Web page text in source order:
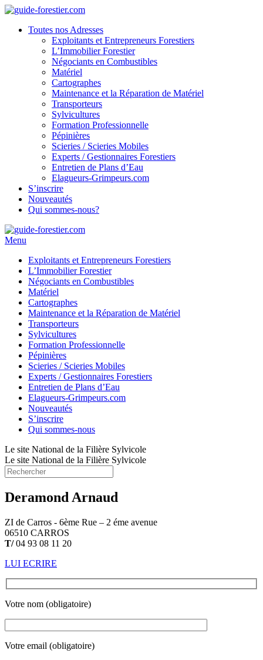
Toutes nos Adresses
Exploitants et Entrepreneurs Forestiers
L’Immobilier Forestier
Négociants en Combustibles
Matériel
Cartographes
Maintenance et la Réparation de Matériel
Transporteurs
Sylvicultures
Formation Professionnelle
Pépinières
Scieries / Scieries Mobiles
Experts / Gestionnaires Forestiers
Entretien de Plans d’Eau
Elagueurs-Grimpeurs.com
S’inscrire
Nouveautés
Qui sommes-nous?
Menu
Exploitants et Entrepreneurs Forestiers
L’Immobilier Forestier
Négociants en Combustibles
Matériel
Cartographes
Maintenance et la Réparation de Matériel
Transporteurs
Sylvicultures
Formation Professionnelle
Pépinières
Scieries / Scieries Mobiles
Experts / Gestionnaires Forestiers
Entretien de Plans d’Eau
Elagueurs-Grimpeurs.com
Nouveautés
S’inscrire
Qui sommes-nous
Le site National de la Filière Sylvicole
Le site National de la Filière Sylvicole
Deramond Arnaud
ZI de Carros - 6ème Rue – 2 éme avenue
06510 CARROS
T/04 93 08 11 20
LUI ECRIRE
Votre nom (obligatoire)
Votre email (obligatoire)